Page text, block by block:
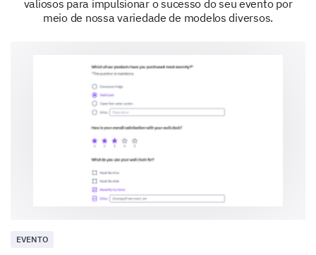
Feminino Masculino
valiosos para impulsionar o sucesso do seu evento por
meio de nossa variedade de modelos diversos.
EVENTO